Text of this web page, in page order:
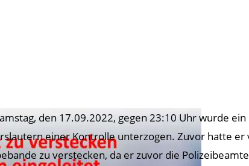
den 17.09.2022, gegen 23:10 Uhr wurde
einer Kontrolle unterzogen. Zuvor hatte
zu verstecken, da er zuvor die